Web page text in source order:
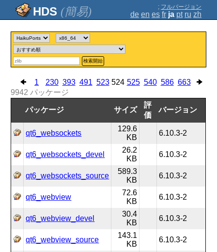
(簡易) ; フルバージョン
de en es fr ja pt ru zh
検索開始
1 230 393 491 523 524 525 540 586 663
9942 パッケージ
パッケージ サイズ
評
価
バージョン
qt6_websockets
129.6
KB
6.10.3-2
qt6_websockets_devel
26.2
KB
6.10.3-2
qt6_websockets_source
589.3
KB
6.10.3-2
qt6_webview
72.6
KB
6.10.3-2
qt6_webview_devel
30.4
KB
6.10.3-2
qt6_webview_source
143.1
KB
6.10.3-2